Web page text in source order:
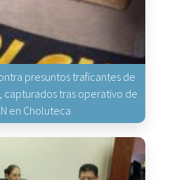
presuntos traficantes de
capturados tras operativo de
en Choluteca